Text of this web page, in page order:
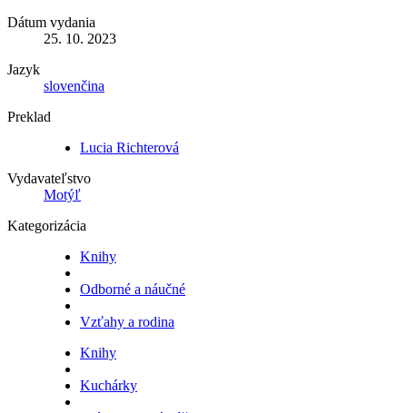
Dátum vydania
25. 10. 2023
Jazyk
slovenčina
Preklad
Lucia Richterová
Vydavateľstvo
Motýľ
Kategorizácia
Knihy
Odborné a náučné
Vzťahy a rodina
Knihy
Kuchárky